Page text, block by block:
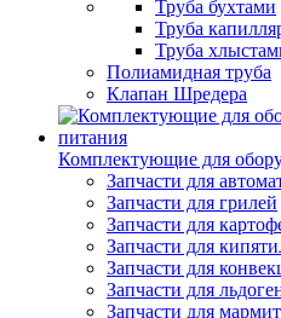
Труба бухтами
Труба
Труба
Полиамидная труба
Клапан Шредера
Комплектующие для
Запчасти для
Запчасти для грилей
Запчасти для
Запчасти для
Запчасти для
Запчасти для
Запчасти для